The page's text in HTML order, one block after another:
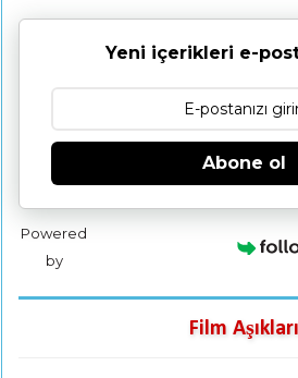
Yeni içerikleri e-
Abone ol
Powered
by
Film Aşıkları